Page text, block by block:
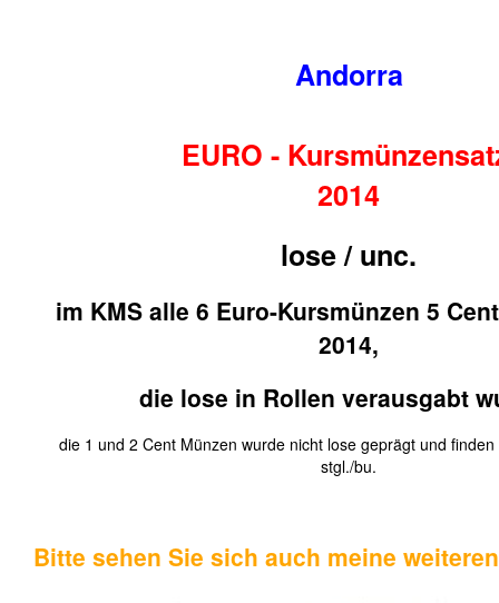
Andorra
EURO -
2014
lose / unc.
im KMS alle 6 Euro-Kursmünzen 5
2014,
die lose in Rollen verausgabt
die 1 und 2 Cent Münzen wurde nicht lose geprägt und
stgl./bu.
Bitte sehen Sie sich auch meine